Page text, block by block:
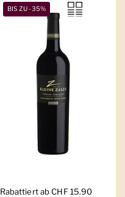
Regulärer Preis
Rabattiert ab CHF 15.90
BIS ZU -35%